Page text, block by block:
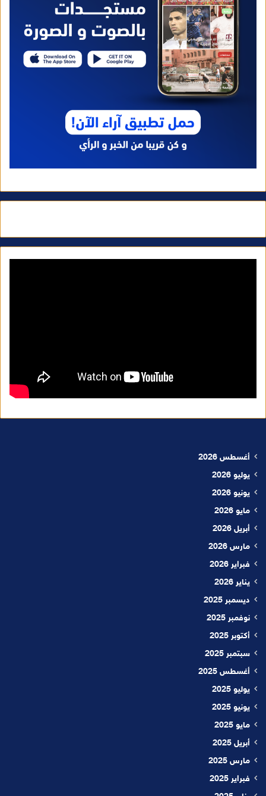
أغسطس 2026
يوليو 2026
يونيو 2026
مايو 2026
أبريل 2026
مارس 2026
فبراير 2026
يناير 2026
ديسمبر 2025
نوفمبر 2025
أكتوبر 2025
سبتمبر 2025
أغسطس 2025
يوليو 2025
يونيو 2025
مايو 2025
أبريل 2025
مارس 2025
فبراير 2025